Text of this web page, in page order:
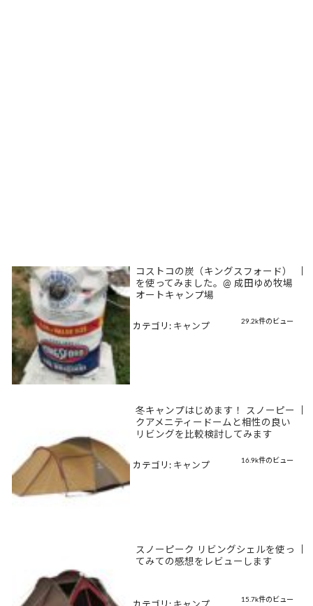
コストコの炭（キングスフォード）
を使ってみました。@ 成田ゆめ牧場
オートキャンプ場
29.2k件のビュー
カテゴリ: キャンプ
冬キャンプはじめます！ スノーピー
クアメニティードームと相性の良い
リビングを比較検討してみます
16.9k件のビュー
カテゴリ: キャンプ
スノーピーク リビングシェルを使っ
てみての感想をレビューします
15.7k件のビュー